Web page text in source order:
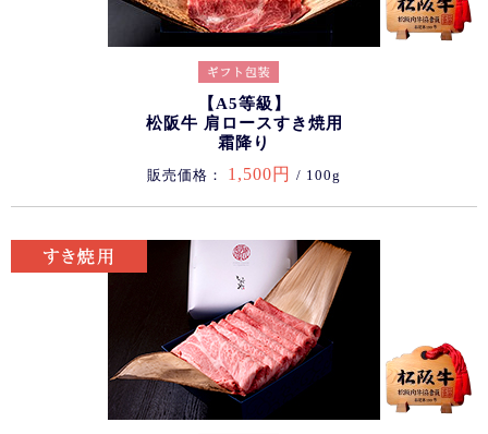
【A5等級】
松阪牛 肩ロースすき焼用
霜降り
販売価格： 1,500円 / 100g